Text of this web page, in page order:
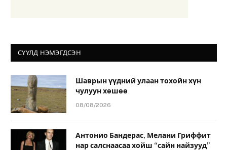
СҮҮЛД НЭМЭГДСЭН
Шаврын үүдний улаан тохойн хүн
чулуун хөшөө
08/08/2026
Антонио Бандерас, Мелани Гриффит
нар салснаасаа хойш “сайн найзууд”